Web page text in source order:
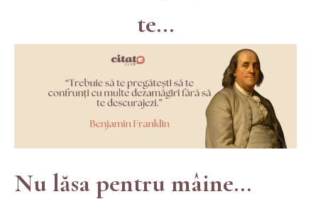
te...
Nu lăsa pentru mâine...